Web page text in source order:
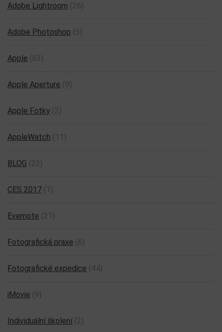
Adobe Lightroom (26)
Adobe Photoshop (5)
Apple (63)
Apple Aperture (9)
Apple Fotky (2)
AppleWatch (11)
BLOG (22)
CES 2017 (1)
Evernote (21)
Fotografická praxe (6)
Fotografické expedice (44)
iMovie (9)
Individuální školení (2)